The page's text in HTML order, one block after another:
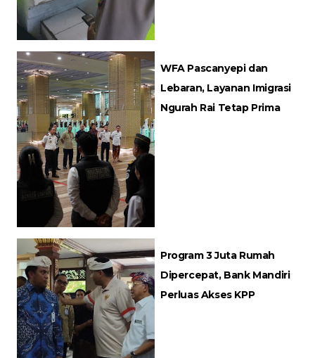
WFA Pascanyepi dan
Lebaran, Layanan Imigrasi
Ngurah Rai Tetap Prima
Program 3 Juta Rumah
Dipercepat, Bank Mandiri
Perluas Akses KPP